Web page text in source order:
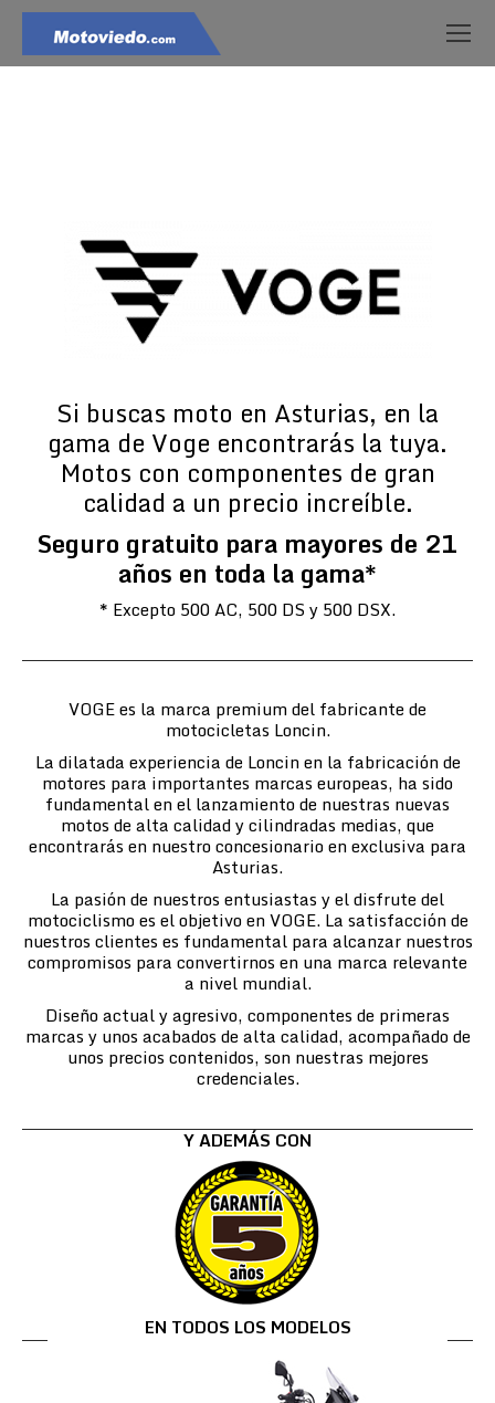
Si buscas moto en Asturias, en la
gama de Voge encontrarás la tuya.
Motos con componentes de gran
calidad a un precio increíble.
Seguro gratuito para mayores de 21
años en toda la gama*
* Excepto 500 AC, 500 DS y 500 DSX.
VOGE es la marca premium del fabricante de
motocicletas Loncin.
La dilatada experiencia de Loncin en la fabricación de
motores para importantes marcas europeas, ha sido
fundamental en el lanzamiento de nuestras nuevas
motos de alta calidad y cilindradas medias, que
encontrarás en nuestro concesionario en exclusiva para
Asturias.
La pasión de nuestros entusiastas y el disfrute del
motociclismo es el objetivo en VOGE. La satisfacción de
nuestros clientes es fundamental para alcanzar nuestros
compromisos para convertirnos en una marca relevante
a nivel mundial.
Diseño actual y agresivo, componentes de primeras
marcas y unos acabados de alta calidad, acompañado de
unos precios contenidos, son nuestras mejores
credenciales.
Y ADEMÁS CON
EN TODOS LOS MODELOS